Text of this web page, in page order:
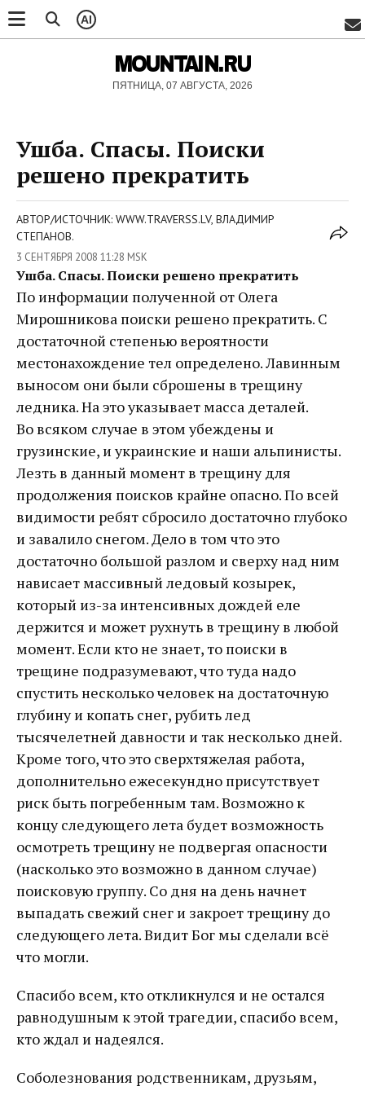
AI
MOUNTAIN.RU
ПЯТНИЦА, 07 АВГУСТА, 2026
Ушба. Спасы. Поиски
решено прекратить
АВТОР/ИСТОЧНИК: WWW.TRAVERSS.LV, ВЛАДИМИР
СТЕПАНОВ.
3 СЕНТЯБРЯ 2008 11:28 MSK
Ушба. Спасы. Поиски решено прекратить
По информации полученной от Олега
Мирошникова поиски решено прекратить. С
достаточной степенью вероятности
местонахождение тел определено. Лавинным
выносом они были сброшены в трещину
ледника. На это указывает масса деталей.
Во всяком случае в этом убеждены и
грузинские, и украинские и наши альпинисты.
Лезть в данный момент в трещину для
продолжения поисков крайне опасно. По всей
видимости ребят сбросило достаточно глубоко
и завалило снегом. Дело в том что это
достаточно большой разлом и сверху над ним
нависает массивный ледовый козырек,
который из-за интенсивных дождей еле
держится и может рухнуть в трещину в любой
момент. Если кто не знает, то поиски в
трещине подразумевают, что туда надо
спустить несколько человек на достаточную
глубину и копать снег, рубить лед
тысячелетней давности и так несколько дней.
Кроме того, что это сверхтяжелая работа,
дополнительно ежесекундно присутствует
риск быть погребенным там. Возможно к
концу следующего лета будет возможность
осмотреть трещину не подвергая опасности
(насколько это возможно в данном случае)
поисковую группу. Со дня на день начнет
выпадать свежий снег и закроет трещину до
следующего лета. Видит Бог мы сделали всё
что могли.
Спасибо всем, кто откликнулся и не остался
равнодушным к этой трагедии, спасибо всем,
кто ждал и надеялся.
Соболезнования родственникам, друзьям,